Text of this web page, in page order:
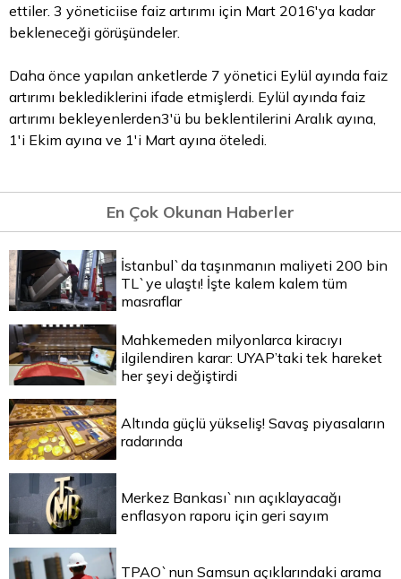
ettiler. 3 yöneticiise faiz artırımı için Mart 2016'ya kadar
bekleneceği görüşündeler.
Daha önce yapılan anketlerde 7 yönetici Eylül ayında faiz
artırımı beklediklerini ifade etmişlerdi. Eylül ayında faiz
artırımı bekleyenlerden3'ü bu beklentilerini Aralık ayına,
1'i Ekim ayına ve 1'i Mart ayına öteledi.
En Çok Okunan Haberler
İstanbul`da taşınmanın maliyeti 200 bin
TL`ye ulaştı! İşte kalem kalem tüm
masraflar
Mahkemeden milyonlarca kiracıyı
ilgilendiren karar: UYAP’taki tek hareket
her şeyi değiştirdi
Altında güçlü yükseliş! Savaş piyasaların
radarında
Merkez Bankası`nın açıklayacağı
enflasyon raporu için geri sayım
TPAO`nun Samsun açıklarındaki arama